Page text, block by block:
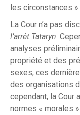
les circonstances ».
La Cour n’a pas
l’arrêt Tataryn .
analyses
propriété et des
sexes, ces
des organisations
cependant, la Cour
normes « morales